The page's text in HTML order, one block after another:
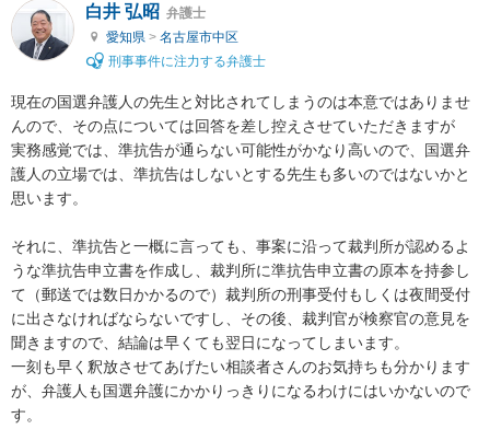
白井 弘昭 弁護士
愛知県 > 名古屋市中区
刑事事件に注力する弁護士
現在の国選弁護人の先生と対比されてしまうのは本意ではありませ
んので、その点については回答を差し控えさせていただきますが
実務感覚では、準抗告が通らない可能性がかなり高いので、国選弁
護人の立場では、準抗告はしないとする先生も多いのではないかと
思います。
それに、準抗告と一概に言っても、事案に沿って裁判所が認めるよ
うな準抗告申立書を作成し、裁判所に準抗告申立書の原本を持参し
て（郵送では数日かかるので）裁判所の刑事受付もしくは夜間受付
に出さなければならないですし、その後、裁判官が検察官の意見を
聞きますので、結論は早くても翌日になってしまいます。
一刻も早く釈放させてあげたい相談者さんのお気持ちも分かります
が、弁護人も国選弁護にかかりっきりになるわけにはいかないので
す。